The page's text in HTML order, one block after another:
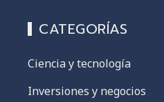
CATEGORÍAS
Ciencia y tecnología
Inversiones y negocios